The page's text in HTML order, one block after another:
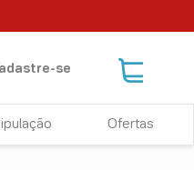
se
Ofertas